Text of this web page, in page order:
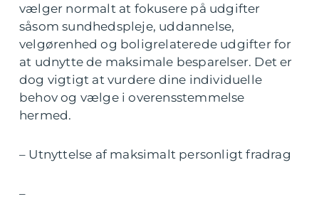
vælger normalt at fokusere på udgifter
såsom sundhedspleje, uddannelse,
velgørenhed og boligrelaterede udgifter for
at udnytte de maksimale besparelser. Det er
dog vigtigt at vurdere dine individuelle
behov og vælge i overensstemmelse
hermed.
– Utnyttelse af maksimalt personligt fradrag
–